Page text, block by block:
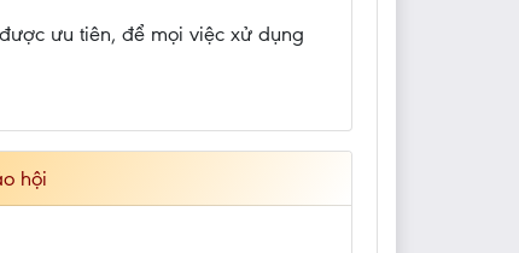
ưu tiên, để mọi việc xử dụng
hội